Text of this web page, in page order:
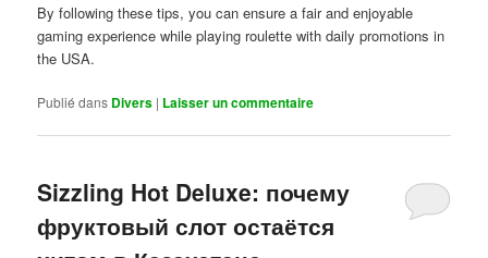
By following these tips, you can ensure a fair and enjoyable
gaming experience while playing roulette with daily promotions in
the USA.
Publié dans Divers | Laisser un commentaire
Sizzling Hot Deluxe: почему
фруктовый слот остаётся